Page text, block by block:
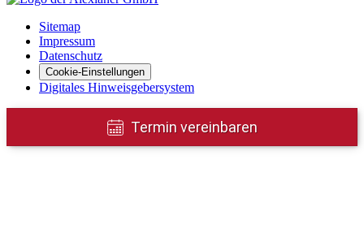
Sitemap
Impressum
Datenschutz
Cookie-Einstellungen
Digitales Hinweisgebersystem
Termin vereinbaren